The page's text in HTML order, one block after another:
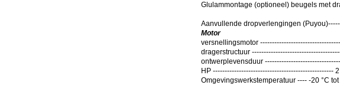
Glulammontage (optioneel) beugels met
Aanvullende dropverlengingen
Motor
versnellingsmotor
dragerstructuur
ontwerplevensduur
HP ---------------------------------------------------
Omgevingswerkstemperatuur ---- -20 °C tot